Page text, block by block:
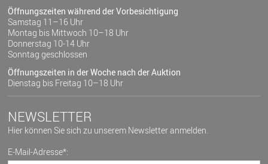
Öffnungszeiten während der Vorbesichtigung
Samstag 11–16 Uhr
Montag bis Mittwoch 10–18 Uhr
Donnerstag 10-14 Uhr
Sonntag geschlossen
Öffnungszeiten in der Woche nach der Auktion
Dienstag bis Freitag 10–18 Uhr
NEWSLETTER
Hier können Sie sich zu unserem Newsletter anmelden.
E-Mail-Adresse*: